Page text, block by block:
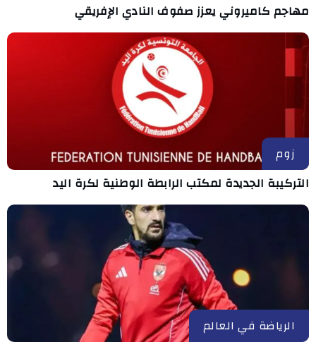
مهاجم كاميروني يعزز صفوف النادي الإفريقي
زوم
التركيبة الجديدة لمكتب الرابطة الوطنية لكرة اليد
الرياضة في العالم